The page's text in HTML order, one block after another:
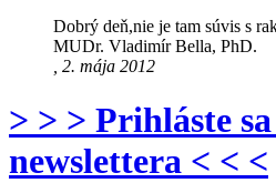
Dobrý deň,nie je tam súvis s
MUDr. Vladimír Bella, PhD.
, 2. mája 2012
> > > Prihláste
newslettera < < <